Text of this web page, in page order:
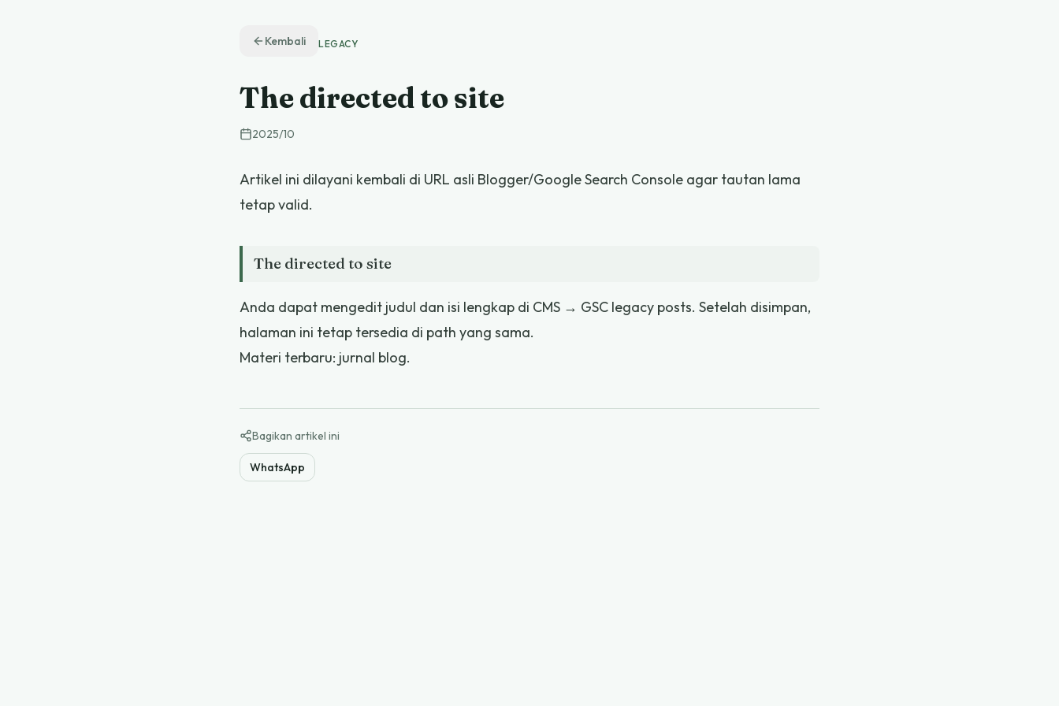
Kembali LEGACY
The directed to site
2025/10
Artikel ini dilayani kembali di URL asli Blogger/Google Search Console agar tautan lama
tetap valid.
The directed to site
Anda dapat mengedit judul dan isi lengkap di CMS → GSC legacy posts. Setelah disimpan,
halaman ini tetap tersedia di path yang sama.
Materi terbaru: jurnal blog.
Bagikan artikel ini
WhatsApp